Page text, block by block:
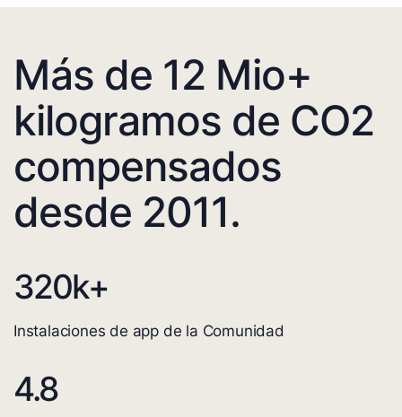
Más de 12 Mio+
kilogramos de CO2
compensados
desde 2011.
320k+
Instalaciones de app de la Comunidad
4.8